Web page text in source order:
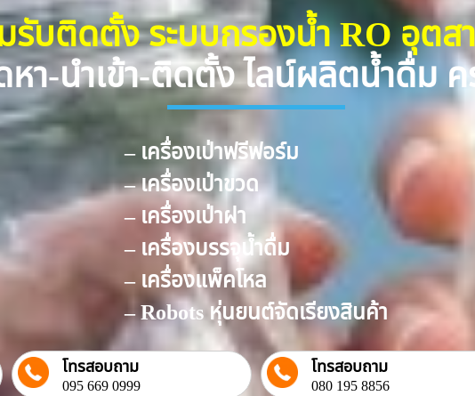
รับติดตั้ง ระบบกรองน้ำ RO อุตส
หา-นำเข้า-ติดตั้ง ไลน์ผลิตน้ำดื่ม ค
– เครื่องเป่าฟรีฟอร์ม
– เครื่องเป่าขวด
– เครื่องเป่าฝา
– เครื่องบรรจุน้ำดื่ม
– เครื่องแพ็คโหล
– Robots หุ่นยนต์จัดเรียงสินค้า
โทรสอบถาม
095 669 0999
โทรสอบถาม
080 195 8856